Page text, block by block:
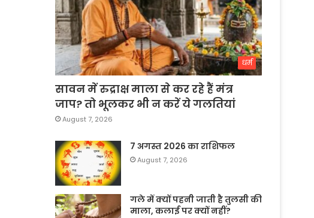
धर्म
सावन में रुद्राक्ष माला से कर रहे हैं मंत्र
जाप? तो भूलकर भी न करें ये गलतियां
August 7, 2026
7 अगस्त 2026 का राशिफल
August 7, 2026
गले में क्यों पहनी जाती है तुलसी की
माला, कलाई पर क्यों नहीं?